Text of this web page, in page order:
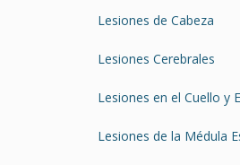
Lesiones de Cabeza
Lesiones Cerebrales
Lesiones en el Cuello y
Lesiones de la Médula